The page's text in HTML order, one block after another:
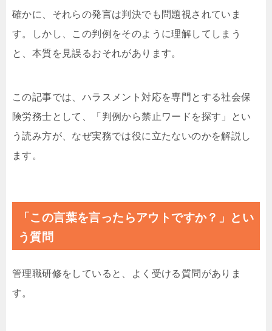
確かに、それらの発言は判決でも問題視されていま
す。しかし、この判例をそのように理解してしまう
と、本質を見誤るおそれがあります。
この記事では、ハラスメント対応を専門とする社会保
険労務士として、「判例から禁止ワードを探す」とい
う読み方が、なぜ実務では役に立たないのかを解説し
ます。
「この言葉を言ったらアウトですか？」とい
う質問
管理職研修をしていると、よく受ける質問がありま
す。